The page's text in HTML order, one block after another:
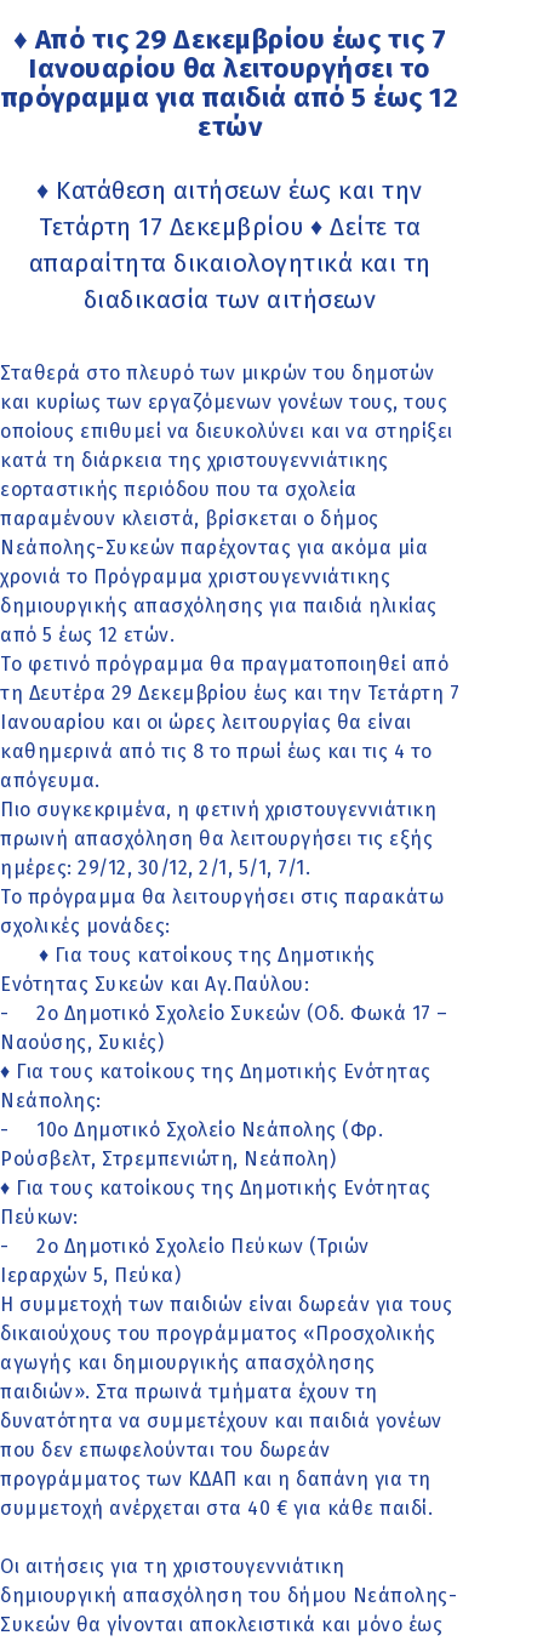
♦ Από τις 29 Δεκεμβρίου έως τις 7
Ιανουαρίου θα λειτουργήσει το
πρόγραμμα για παιδιά από 5 έως 12
ετών
♦ Κατάθεση αιτήσεων έως και την
Τετάρτη 17 Δεκεμβρίου ♦ Δείτε τα
απαραίτητα δικαιολογητικά και τη
διαδικασία των αιτήσεων
Σταθερά στο πλευρό των μικρών του δημοτών
και κυρίως των εργαζόμενων γονέων τους, τους
οποίους επιθυμεί να διευκολύνει και να στηρίξει
κατά τη διάρκεια της χριστουγεννιάτικης
εορταστικής περιόδου που τα σχολεία
παραμένουν κλειστά, βρίσκεται ο δήμος
Νεάπολης-Συκεών παρέχοντας για ακόμα μία
χρονιά το Πρόγραμμα χριστουγεννιάτικης
δημιουργικής απασχόλησης για παιδιά ηλικίας
από 5 έως 12 ετών.
Το φετινό πρόγραμμα θα πραγματοποιηθεί από
τη Δευτέρα 29 Δεκεμβρίου έως και την Τετάρτη 7
Ιανουαρίου και οι ώρες λειτουργίας θα είναι
καθημερινά από τις 8 το πρωί έως και τις 4 το
απόγευμα.
Πιο συγκεκριμένα, η φετινή χριστουγεννιάτικη
πρωινή απασχόληση θα λειτουργήσει τις εξής
ημέρες: 29/12, 30/12, 2/1, 5/1, 7/1.
Το πρόγραμμα θα λειτουργήσει στις παρακάτω
σχολικές μονάδες:
♦ Για τους κατοίκους της Δημοτικής
Ενότητας Συκεών και Αγ.Παύλου:
- 2ο Δημοτικό Σχολείο Συκεών (Οδ. Φωκά 17 –
Ναούσης, Συκιές)
♦ Για τους κατοίκους της Δημοτικής Ενότητας
Νεάπολης:
- 10ο Δημοτικό Σχολείο Νεάπολης (Φρ.
Ρούσβελτ, Στρεμπενιώτη, Νεάπολη)
♦ Για τους κατοίκους της Δημοτικής Ενότητας
Πεύκων:
- 2ο Δημοτικό Σχολείο Πεύκων (Τριών
Ιεραρχών 5, Πεύκα)
Η συμμετοχή των παιδιών είναι δωρεάν για τους
δικαιούχους του προγράμματος «Προσχολικής
αγωγής και δημιουργικής απασχόλησης
παιδιών». Στα πρωινά τμήματα έχουν τη
δυνατότητα να συμμετέχουν και παιδιά γονέων
που δεν επωφελούνται του δωρεάν
προγράμματος των ΚΔΑΠ και η δαπάνη για τη
συμμετοχή ανέρχεται στα 40 € για κάθε παιδί.
Οι αιτήσεις για τη χριστουγεννιάτικη
δημιουργική απασχόληση του δήμου Νεάπολης-
Συκεών θα γίνονται αποκλειστικά και μόνο έως